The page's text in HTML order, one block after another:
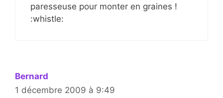
paresseuse pour monter en graines !
:whistle:
Bernard
1 décembre 2009 à 9:49